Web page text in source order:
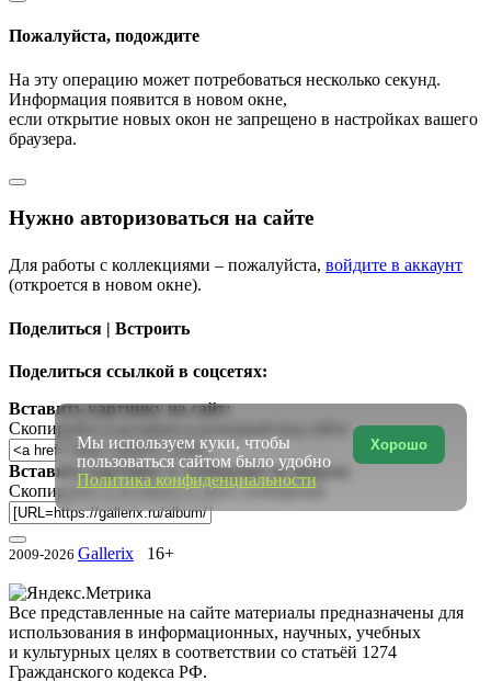
Пожалуйста, подождите
На эту операцию может потребоваться несколько секунд.
Информация появится в новом окне,
если открытие новых окон не запрещено в настройках вашего
браузера.
Нужно авторизоваться на сайте
Для работы с коллекциями – пожалуйста, войдите в аккаунт
(откроется в новом окне).
Поделиться | Встроить
Поделиться ссылкой в соцсетях:
Вставить картинку на сайт:
Скопируйте и вставьте в исходный код сайта
Вставить картинку в сообщение на форум:
Скопируйте и вставьте в текст сообщения
2009-2026 Gallerix 16+
Все представленные на сайте материалы предназначены для
использования в информационных, научных, учебных
и культурных целях в соответствии со статьёй 1274
Гражданского кодекса РФ.
Хорошо
Мы используем куки, чтобы
пользоваться сайтом было удобно
Политика конфиденциальности